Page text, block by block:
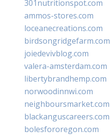
301nutritionspot.com
ammos-stores.com
loceanecreations.com
birdsongridgefarm.com
joiedevivblog.com
valera-amsterdam.com
libertybrandhemp.com
norwoodinnwi.com
neighboursmarket.com
blackanguscareers.com
bolesfororegon.com